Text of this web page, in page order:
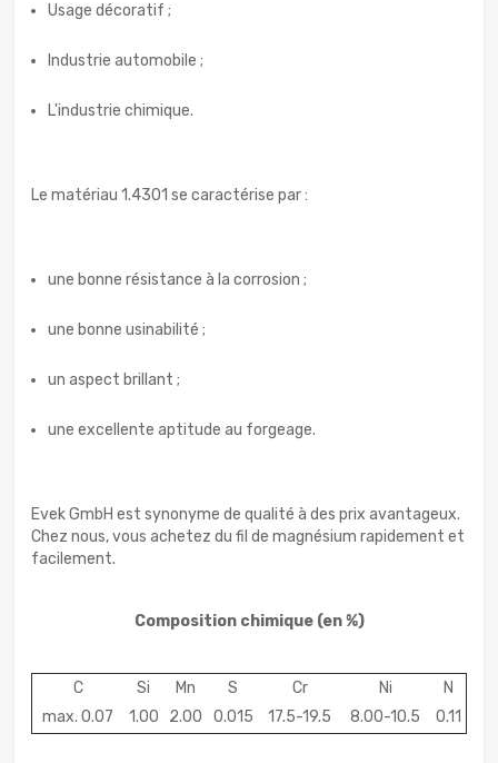
Usage décoratif ;
Industrie automobile ;
L'industrie chimique.
Le matériau 1.4301 se caractérise par :
une bonne résistance à la corrosion ;
une bonne usinabilité ;
un aspect brillant ;
une excellente aptitude au forgeage.
Evek GmbH est synonyme de qualité à des prix avantageux.
Chez nous, vous achetez du fil de magnésium rapidement et
facilement.
Composition chimique (en %)
C Si Mn S Cr Ni
N
max. 0.07
1.00 2.00 0.015 17.5-19.5 8.00-10.5 0.11